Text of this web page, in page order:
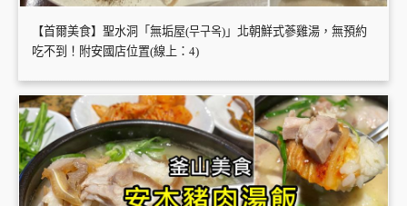
【首爾美食】聖水洞「無垢屋(무구옥)」北朝鮮式蔘雞湯，無預約
吃不到！附安國店位置(線上：4)